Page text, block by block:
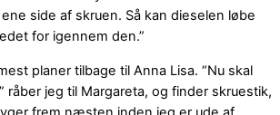
side af skruen. Så kan dieselen løbe
for igennem den.”
planer tilbage til Anna Lisa. “Nu skal
råber jeg til Margareta, og finder skruestik,